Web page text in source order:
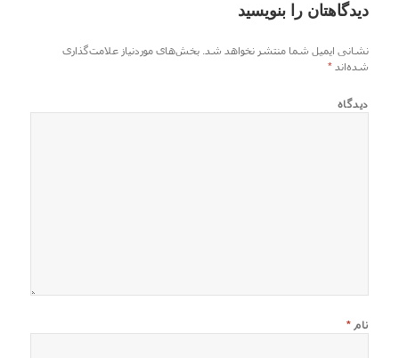
دیدگاهتان را بنویسید
نشانی ایمیل شما منتشر نخواهد شد.
بخش‌های موردنیاز علامت‌گذاری
شده‌اند*
دیدگاه
نام *